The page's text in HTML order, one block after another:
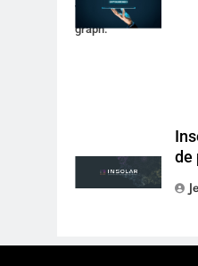
virtual tradeview
graph.
de